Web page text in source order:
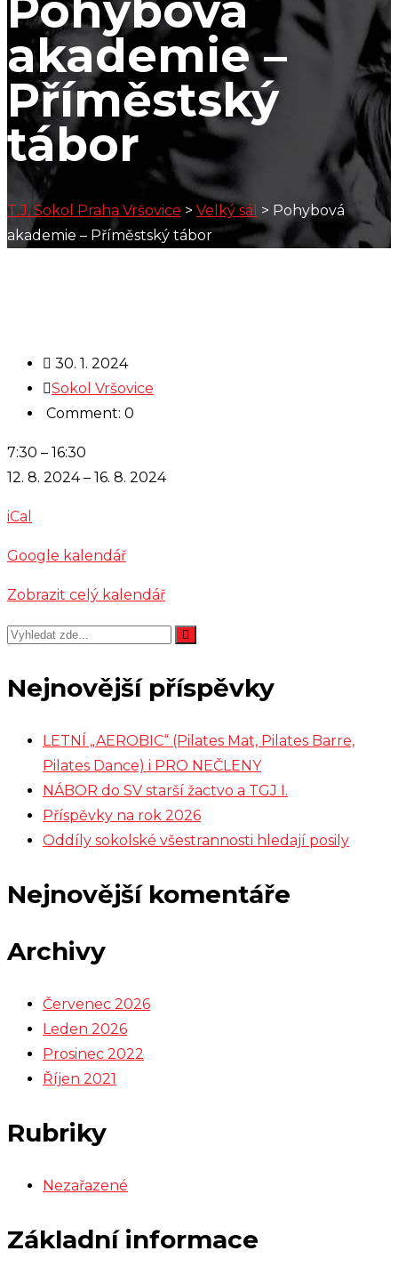
akademie –
Příměstský
tábor
T.J. Sokol Praha Vršovice > Velký sál > Pohybová
akademie – Příměstský tábor
30. 1. 2024
Sokol Vršovice
Comment: 0
Pohybová
akademie
Příměstský
tábor
7:30 – 16:30
12. 8. 2024 – 16. 8. 2024
iCal
Google kalendář
Zobrazit celý kalendář
Nejnovější příspěvky
LETNÍ „AEROBIC“ (Pilates Mat, Pilates Barre,
Pilates Dance) i PRO NEČLENY
NÁBOR do SV starší žactvo a TGJ I.
Příspěvky na rok 2026
Oddíly sokolské všestrannosti hledají posily
Nejnovější komentáře
Archivy
Červenec 2026
Leden 2026
Prosinec 2022
Říjen 2021
Rubriky
Nezařazené
Základní informace